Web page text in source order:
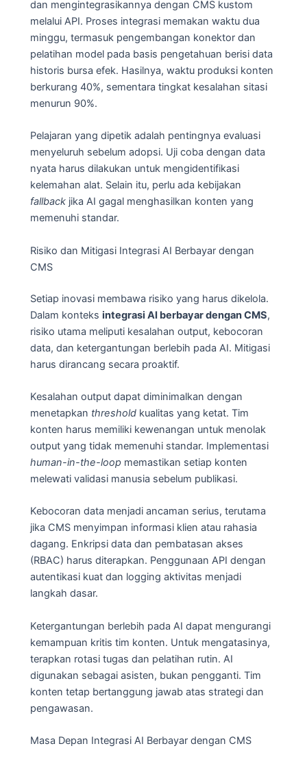
dan mengintegrasikannya dengan CMS kustom
melalui API. Proses integrasi memakan waktu dua
minggu, termasuk pengembangan konektor dan
pelatihan model pada basis pengetahuan berisi data
historis bursa efek. Hasilnya, waktu produksi konten
berkurang 40%, sementara tingkat kesalahan sitasi
menurun 90%.
Pelajaran yang dipetik adalah pentingnya evaluasi
menyeluruh sebelum adopsi. Uji coba dengan data
nyata harus dilakukan untuk mengidentifikasi
kelemahan alat. Selain itu, perlu ada kebijakan
fallback jika AI gagal menghasilkan konten yang
memenuhi standar.
Risiko dan Mitigasi Integrasi AI Berbayar dengan
CMS
Setiap inovasi membawa risiko yang harus dikelola.
Dalam konteks integrasi AI berbayar dengan CMS,
risiko utama meliputi kesalahan output, kebocoran
data, dan ketergantungan berlebih pada AI. Mitigasi
harus dirancang secara proaktif.
Kesalahan output dapat diminimalkan dengan
menetapkan threshold kualitas yang ketat. Tim
konten harus memiliki kewenangan untuk menolak
output yang tidak memenuhi standar. Implementasi
human-in-the-loop memastikan setiap konten
melewati validasi manusia sebelum publikasi.
Kebocoran data menjadi ancaman serius, terutama
jika CMS menyimpan informasi klien atau rahasia
dagang. Enkripsi data dan pembatasan akses
(RBAC) harus diterapkan. Penggunaan API dengan
autentikasi kuat dan logging aktivitas menjadi
langkah dasar.
Ketergantungan berlebih pada AI dapat mengurangi
kemampuan kritis tim konten. Untuk mengatasinya,
terapkan rotasi tugas dan pelatihan rutin. AI
digunakan sebagai asisten, bukan pengganti. Tim
konten tetap bertanggung jawab atas strategi dan
pengawasan.
Masa Depan Integrasi AI Berbayar dengan CMS